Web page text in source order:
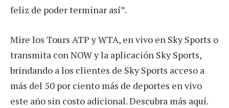
feliz de poder terminar así”.
Mire los Tours ATP y WTA, en vivo en Sky Sports o
transmita con NOW y la aplicación Sky Sports,
brindando a los clientes de Sky Sports acceso a
más del 50 por ciento más de deportes en vivo
este año sin costo adicional. Descubra más aquí.